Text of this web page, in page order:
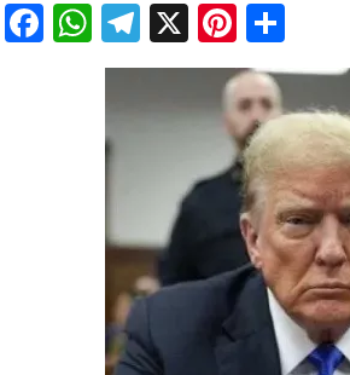
Fa W
ha
A
Te
le
gr
X
Pi
nt
er
es
t
ha
re